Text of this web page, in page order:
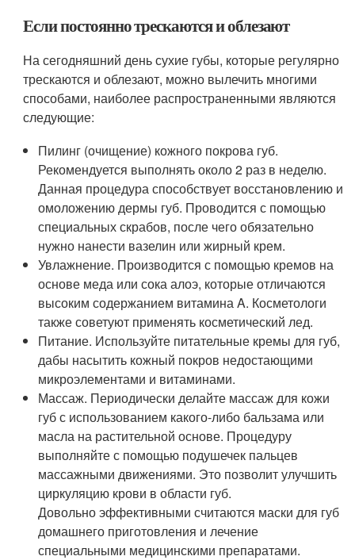
Если постоянно трескаются и облезают
На сегодняшний день сухие губы, которые регулярно
трескаются и облезают, можно вылечить многими
способами, наиболее распространенными являются
следующие:
Пилинг (очищение) кожного покрова губ.
Рекомендуется выполнять около 2 раз в неделю.
Данная процедура способствует восстановлению и
омоложению дермы губ. Проводится с помощью
специальных скрабов, после чего обязательно
нужно нанести вазелин или жирный крем.
Увлажнение. Производится с помощью кремов на
основе меда или сока алоэ, которые отличаются
высоким содержанием витамина A. Косметологи
также советуют применять косметический лед.
Питание. Используйте питательные кремы для губ,
дабы насытить кожный покров недостающими
микроэлементами и витаминами.
Массаж. Периодически делайте массаж для кожи
губ с использованием какого-либо бальзама или
масла на растительной основе. Процедуру
выполняйте с помощью подушечек пальцев
массажными движениями. Это позволит улучшить
циркуляцию крови в области губ.
Довольно эффективными считаются маски для губ
домашнего приготовления и лечение
специальными медицинскими препаратами.